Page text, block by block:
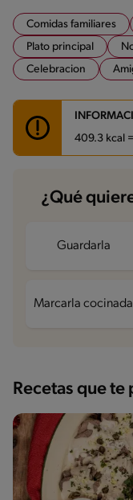
Comidas familiares
Plato principal
Celebracion
409.3 kcal
Energía
Proteína
Grasas
¿Qué
Guardarla
Marcarla cocinada
Recetas que